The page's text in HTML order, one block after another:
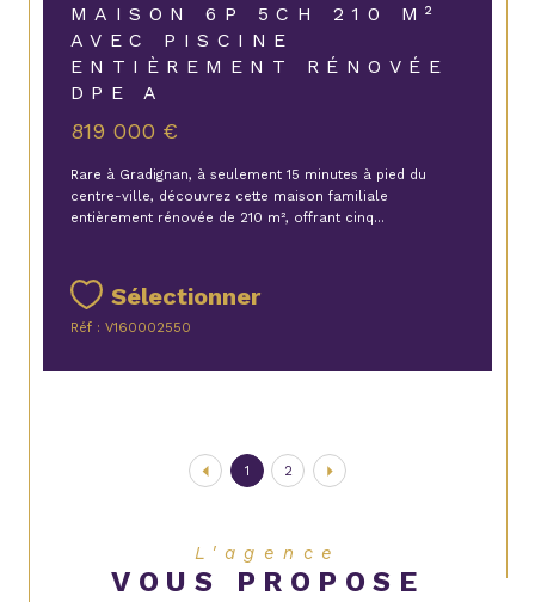
MAISON 6P 5CH 210 M²
AVEC PISCINE
ENTIÈREMENT RÉNOVÉE
DPE A
819 000 €
Rare à Gradignan, à seulement 15 minutes à pied du
centre-ville, découvrez cette maison familiale
entièrement rénovée de 210 m², offrant cinq...
Sélectionner
Réf : V160002550
1 2
L'agence
VOUS PROPOSE